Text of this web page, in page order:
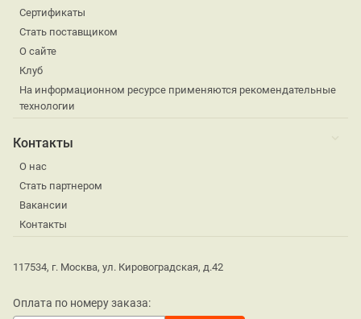
Сертификаты
Стать поставщиком
О сайте
Клуб
На информационном ресурсе применяются рекомендательные
технологии
Контакты
О нас
Стать партнером
Вакансии
Контакты
117534, г. Москва, ул. Кировоградская, д.42
Оплата по номеру заказа: